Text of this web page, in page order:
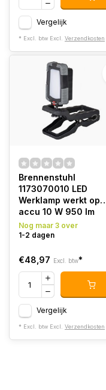
Vergelijk
* Excl. btw Excl. Verzendkosten
Brennenstuhl
1173070010 LED
Werklamp werkt op
accu 10 W 950 lm
Nog maar 3 over
1-2 dagen
€48,97 Excl. btw*
Vergelijk
* Excl. btw Excl. Verzendkosten